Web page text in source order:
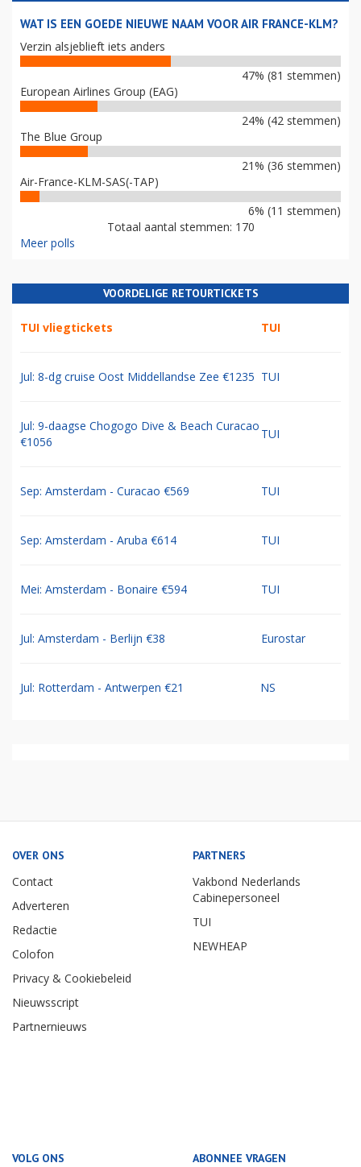
WAT IS EEN GOEDE NIEUWE NAAM VOOR AIR FRANCE-KLM?
Verzin alsjeblieft iets anders
47% (81 stemmen)
European Airlines Group (EAG)
24% (42 stemmen)
The Blue Group
21% (36 stemmen)
Air-France-KLM-SAS(-TAP)
6% (11 stemmen)
Totaal aantal stemmen: 170
Meer polls
VOORDELIGE RETOURTICKETS
TUI vliegtickets TUI
Jul: 8-dg cruise Oost Middellandse Zee €1235 TUI
Jul: 9-daagse Chogogo Dive & Beach Curacao
€1056
TUI
Sep: Amsterdam - Curacao €569 TUI
Sep: Amsterdam - Aruba €614 TUI
Mei: Amsterdam - Bonaire €594 TUI
Jul: Amsterdam - Berlijn €38 Eurostar
Jul: Rotterdam - Antwerpen €21 NS
OVER ONS
Contact
Adverteren
Redactie
Colofon
Privacy & Cookiebeleid
Nieuwsscript
Partnernieuws
PARTNERS
Vakbond Nederlands
Cabinepersoneel
TUI
NEWHEAP
VOLG ONS ABONNEE VRAGEN